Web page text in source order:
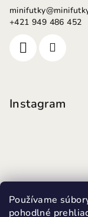
Používame
pohodlné
minifutky@
+421 949 486 452
Instagram